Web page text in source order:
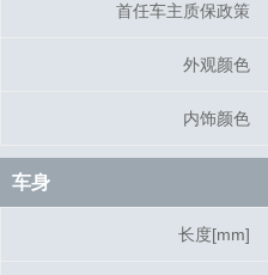
首任车主质保政策
外观颜色
内饰颜色
车身
长度[mm]
首任车主质保政策
外观颜色
内饰颜色
车身
长度[mm]